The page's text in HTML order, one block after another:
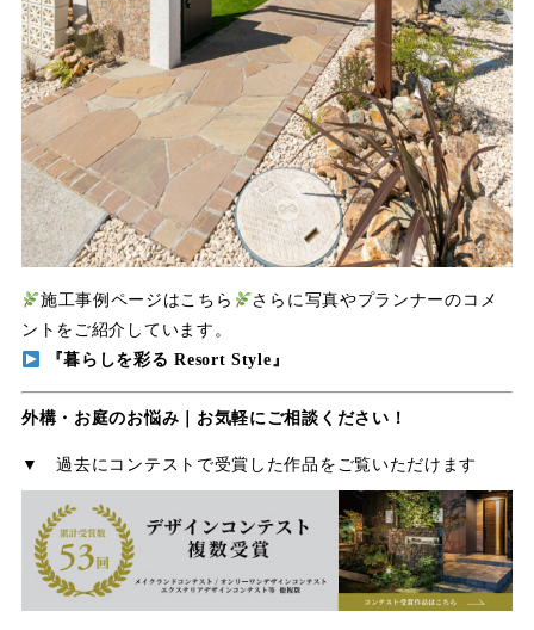
施工事例ページはこちら
さらに写真やプランナーのコメ
ントをご紹介しています。
『暮らしを彩る Resort Style』
外構・お庭のお悩み｜お気軽にご相談ください！
▼ 過去にコンテストで受賞した作品をご覧いただけます